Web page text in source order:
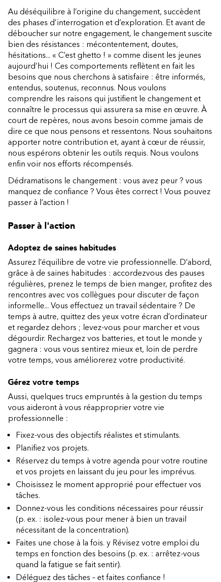
Au déséquilibre à l’origine du changement, succèdent
des phases d’interrogation et d’exploration. Et avant de
déboucher sur notre engagement, le changement suscite
bien des résistances : mécontentement, doutes,
hésitations... « C’est ghetto ! » comme disent les jeunes
aujourd’hui ! Ces comportements reflètent en fait les
besoins que nous cherchons à satisfaire : être informés,
entendus, soutenus, reconnus. Nous voulons
comprendre les raisons qui justifient le changement et
connaître le processus qui assurera sa mise en œuvre. À
court de repères, nous avons besoin comme jamais de
dire ce que nous pensons et ressentons. Nous souhaitons
apporter notre contribution et, ayant à cœur de réussir,
nous espérons obtenir les outils requis. Nous voulons
enfin voir nos efforts récompensés.
Dédramatisons le changement : vous avez peur ? vous
manquez de confiance ? Vous êtes correct ! Vous pouvez
passer à l’action !
Passer à l'action
Adoptez de saines habitudes
Assurez l’équilibre de votre vie professionnelle. D’abord,
grâce à de saines habitudes : accordezvous des pauses
régulières, prenez le temps de bien manger, profitez des
rencontres avec vos collègues pour discuter de façon
informelle... Vous effectuez un travail sédentaire ? De
temps à autre, quittez des yeux votre écran d’ordinateur
et regardez dehors ; levez-vous pour marcher et vous
dégourdir. Rechargez vos batteries, et tout le monde y
gagnera : vous vous sentirez mieux et, loin de perdre
votre temps, vous améliorerez votre productivité.
Gérez votre temps
Aussi, quelques trucs empruntés à la gestion du temps
vous aideront à vous réapproprier votre vie
professionnelle :
Fixez-vous des objectifs réalistes et stimulants.
Planifiez vos projets.
Réservez du temps à votre agenda pour votre routine
et vos projets en laissant du jeu pour les imprévus.
Choisissez le moment approprié pour effectuer vos
tâches.
Donnez-vous les conditions nécessaires pour réussir
(p. ex. : isolez-vous pour mener à bien un travail
nécessitant de la concentration).
Faites une chose à la fois. y Révisez votre emploi du
temps en fonction des besoins (p. ex. : arrêtez-vous
quand la fatigue se fait sentir).
Déléguez des tâches – et faites confiance !